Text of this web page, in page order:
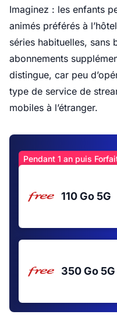
Imaginez : les enfants
animés préférés à
séries habituelles, sans
abonnements
distingue, car peu
type de service de
mobiles à l’étranger.
Pendant 1 an puis
110 Go 5G
350 Go 5G